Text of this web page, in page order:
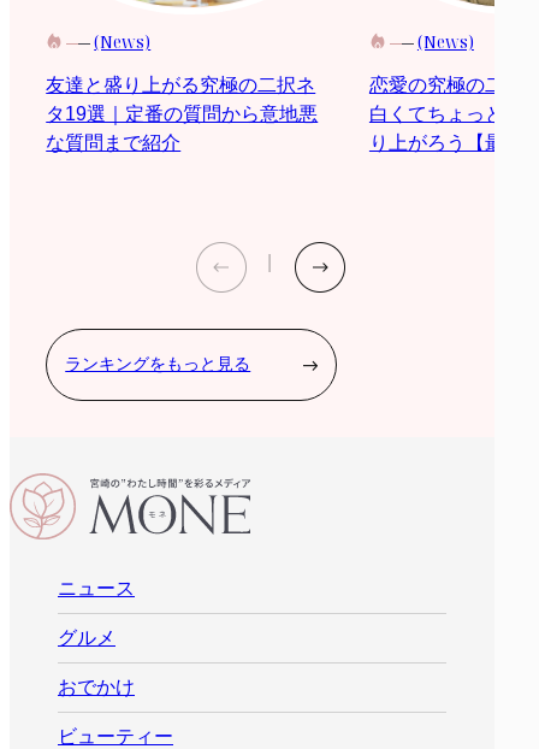
(News)
友達と盛り上がる究極の二択ネ
タ19選｜定番の質問から意地悪
な質問まで紹介
(News)
恋愛の究極の二択
白くてちょっと際
り上がろう【最新
ランキングをもっと見る
ニュース
グルメ
おでかけ
ビューティー